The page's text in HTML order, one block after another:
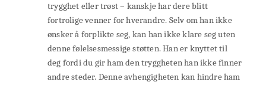
trygghet eller trøst – kanskje har dere blitt
fortrolige venner for hverandre. Selv om han ikke
ønsker å forplikte seg, kan han ikke klare seg uten
denne følelsesmessige støtten. Han er knyttet til
deg fordi du gir ham den tryggheten han ikke finner
andre steder. Denne avhengigheten kan hindre ham